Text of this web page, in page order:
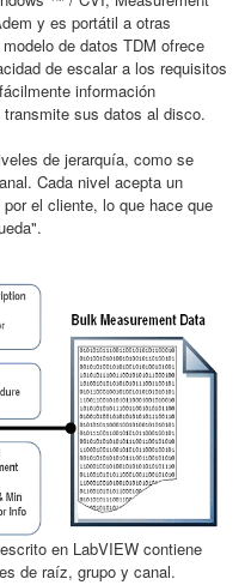
y es portátil a otras
de datos TDM ofrece
de escalar a los requisitos
información
sus datos al disco.
de jerarquía, como se
Cada nivel acepta un
el cliente, lo que hace que
en LabVIEW contiene
de raíz, grupo y canal.